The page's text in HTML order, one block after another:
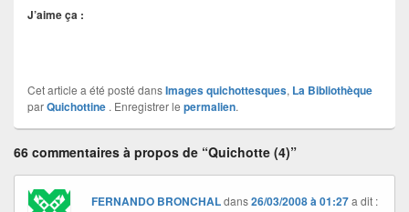
J’aime ça :
Cet article a été posté dansImages quichottesques, La Bibliothèque
parQuichottine . Enregistrer le permalien.
66 commentaires à propos de “Quichotte (4)”
FERNANDO BRONCHALdans26/03/2008 à 01:27 a dit :